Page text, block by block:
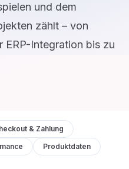
und dem
zählt – von
ERP-Integration bis zu
& Zahlung
Produktdaten